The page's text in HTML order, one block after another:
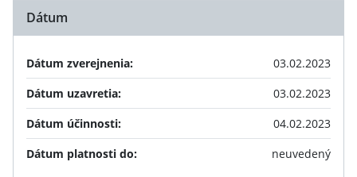
Dátum
Dátum zverejnenia:
03.02.2023
Dátum uzavretia:
03.02.2023
Dátum účinnosti:
04.02.2023
Dátum platnosti do:
neuvedený